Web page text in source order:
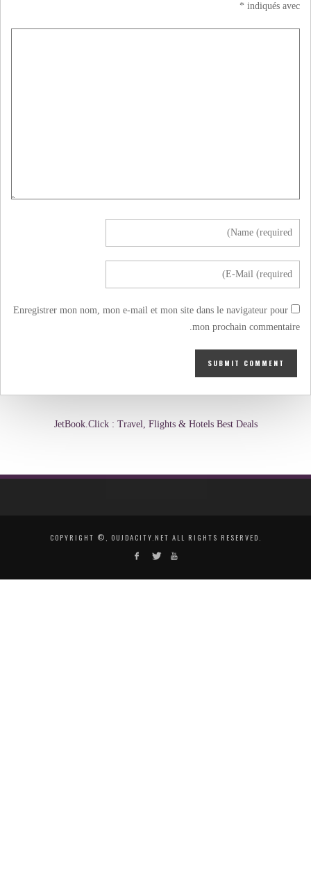
indiqués avec
*
Enregistrer mon nom, mon e-mail et mon site dans le navigateur pour
mon prochain commentaire.
JetBook.Click : Travel, Flights & Hotels Best Deals
COPYRIGHT ©, OUJDACITY.NET ALL RIGHTS RESERVED.